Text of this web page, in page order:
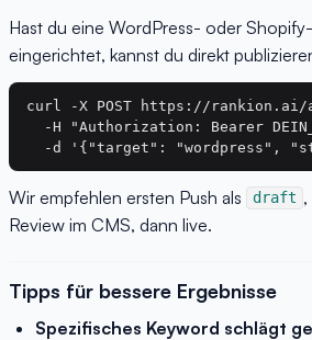
Hast du eine WordPress- oder
eingerichtet, kannst du direkt
curl -X POST https://
-H "Authorization: Bearer
Wir empfehlen ersten Push als draft
Review im CMS, dann live.
Tipps für bessere Ergebnisse
Spezifisches Keyword schlägt